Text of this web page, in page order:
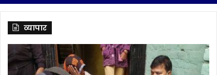
व्यापार